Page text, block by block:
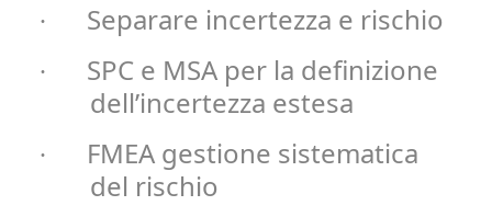
· Separare incertezza e rischio
·
SPC e MSA per la definizione
dell’incertezza estesa
·
FMEA gestione sistematica
del rischio